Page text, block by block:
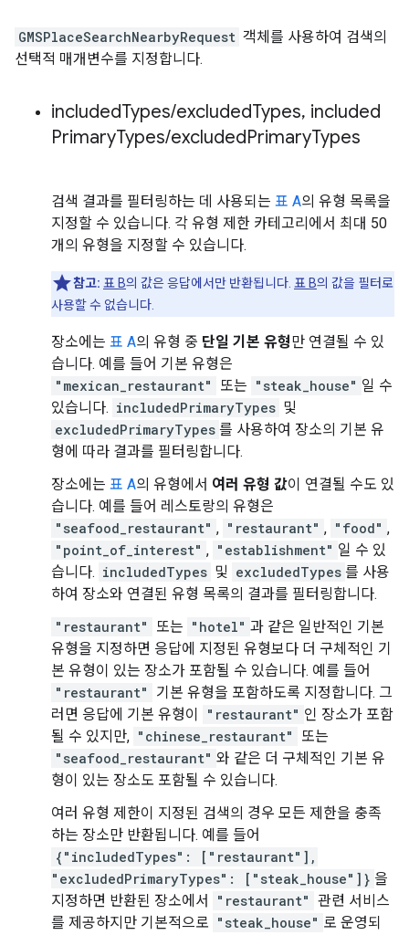
GMSPlaceSearchNearbyRequest 객체를 사용하여 검색의
선택적 매개변수를 지정합니다.
includedTypes/excludedTypes, included
PrimaryTypes/excludedPrimaryTypes
검색 결과를 필터링하는 데 사용되는 표 A의 유형 목록을
지정할 수 있습니다. 각 유형 제한 카테고리에서 최대 50
개의 유형을 지정할 수 있습니다.
참고: 표 B의 값은 응답에서만 반환됩니다. 표 B의 값을 필터로
사용할 수 없습니다.
장소에는 표 A의 유형 중 단일 기본 유형만 연결될 수 있
습니다. 예를 들어 기본 유형은
"mexican_restaurant"
또는 "steak_house" 일 수
있습니다. includedPrimaryTypes 및
excludedPrimaryTypes 를 사용하여 장소의 기본 유
형에 따라 결과를 필터링합니다.
장소에는 표 A의 유형에서 여러 유형 값이 연결될 수도 있
습니다. 예를 들어 레스토랑의 유형은
"seafood_restaurant" , "restaurant" , "food" ,
"point_of_interest" , "establishment" 일 수 있
습니다. includedTypes 및 excludedTypes 를 사용
하여 장소와 연결된 유형 목록의 결과를 필터링합니다.
"restaurant"
또는 "hotel" 과 같은 일반적인 기본
유형을 지정하면 응답에 지정된 유형보다 더 구체적인 기
본 유형이 있는 장소가 포함될 수 있습니다. 예를 들어
"restaurant"
기본 유형을 포함하도록 지정합니다. 그
러면 응답에 기본 유형이
"restaurant" 인 장소가 포함
될 수 있지만, "chinese_restaurant"
또는
"seafood_restaurant" 와 같은 더 구체적인 기본 유
형이 있는 장소도 포함될 수 있습니다.
여러 유형 제한이 지정된 검색의 경우 모든 제한을 충족
하는 장소만 반환됩니다. 예를 들어
{"includedTypes": ["restaurant"],
"excludedPrimaryTypes": ["steak_house"]} 을
지정하면 반환된 장소에서
"restaurant" 관련 서비스
를 제공하지만 기본적으로 "steak_house" 로 운영되